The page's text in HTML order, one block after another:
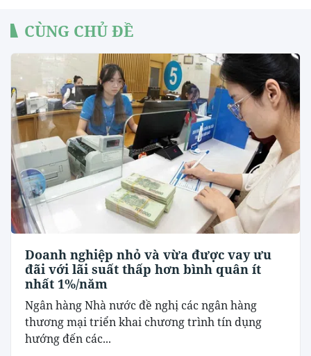
CÙNG CHỦ ĐỀ
Doanh nghiệp nhỏ và vừa được vay ưu
đãi với lãi suất thấp hơn bình quân ít
nhất 1%/năm
Ngân hàng Nhà nước đề nghị các ngân hàng
thương mại triển khai chương trình tín dụng
hướng đến các...